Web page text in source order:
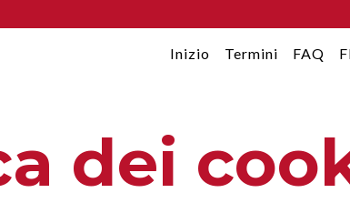
Inizio Termini FAQ
dei